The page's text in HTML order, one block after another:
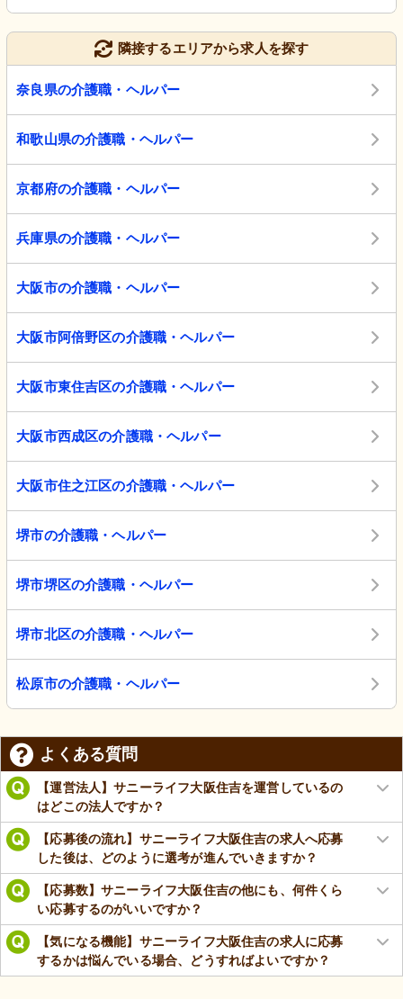
隣接するエリアから求人を探す
奈良県の介護職・ヘルパー
和歌山県の介護職・ヘルパー
京都府の介護職・ヘルパー
兵庫県の介護職・ヘルパー
大阪市の介護職・ヘルパー
大阪市阿倍野区の介護職・ヘルパー
大阪市東住吉区の介護職・ヘルパー
大阪市西成区の介護職・ヘルパー
大阪市住之江区の介護職・ヘルパー
堺市の介護職・ヘルパー
堺市堺区の介護職・ヘルパー
堺市北区の介護職・ヘルパー
松原市の介護職・ヘルパー
よくある質問
【運営法人】サニーライフ大阪住吉を運営しているの
はどこの法人ですか？
【応募後の流れ】サニーライフ大阪住吉の求人へ応募
した後は、どのように選考が進んでいきますか？
【応募数】サニーライフ大阪住吉の他にも、何件くら
い応募するのがいいですか？
【気になる機能】サニーライフ大阪住吉の求人に応募
するかは悩んでいる場合、どうすればよいですか？